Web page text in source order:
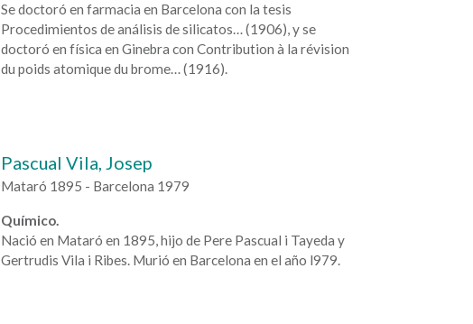
Se doctoró en farmacia en Barcelona con la tesis
Procedimientos de análisis de silicatos… (1906), y se
doctoró en física en Ginebra con Contribution à la révision
du poids atomique du brome… (1916).
Pascual Vila, Josep
Mataró 1895 - Barcelona 1979
Químico.
Nació en Mataró en 1895, hijo de Pere Pascual i Tayeda y
Gertrudis Vila i Ribes. Murió en Barcelona en el año l979.